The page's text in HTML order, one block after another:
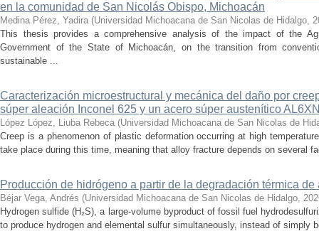
en la comunidad de San Nicolás Obispo, Michoacán
Medina Pérez, Yadira (Universidad Michoacana de San Nicolas de Hidalgo,
This thesis provides a comprehensive analysis of the impact of the
Government of the State of Michoacán, on the transition from
sustainable ...
Caracterización microestructural y mecánica del daño por
súper aleación Inconel 625 y un acero súper austenítico
López López, Liuba Rebeca (Universidad Michoacana de San Nicolas de
Creep is a phenomenon of plastic deformation occurring at high
take place during this time, meaning that alloy fracture depends on several
Producción de hidrógeno a partir de la degradación térmica
Béjar Vega, Andrés (Universidad Michoacana de San Nicolas de Hidalgo,
Hydrogen sulfide (H₂S), a large-volume byproduct of fossil fuel
to produce hydrogen and elemental sulfur simultaneously, instead of simply